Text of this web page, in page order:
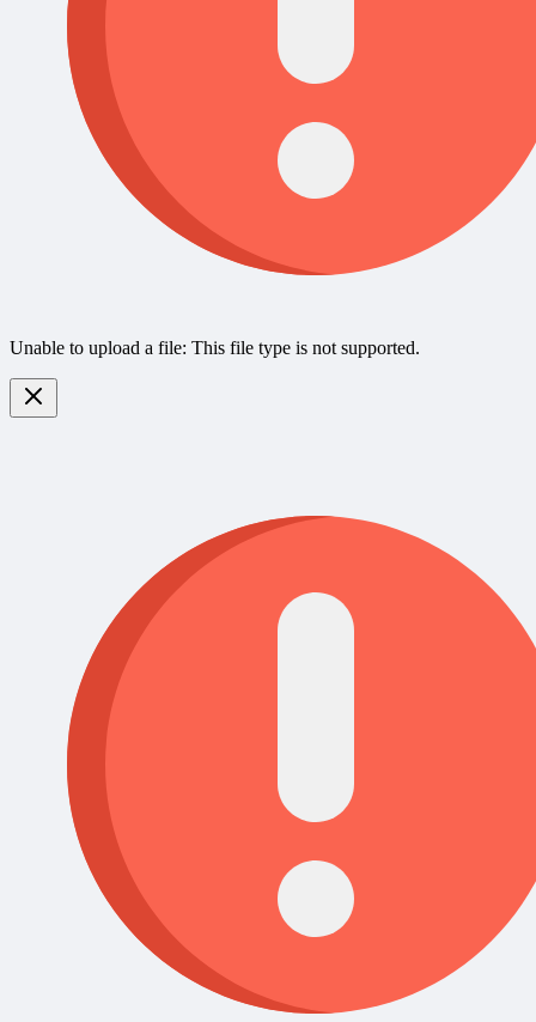
Unable to upload a file: This file type is not supported.